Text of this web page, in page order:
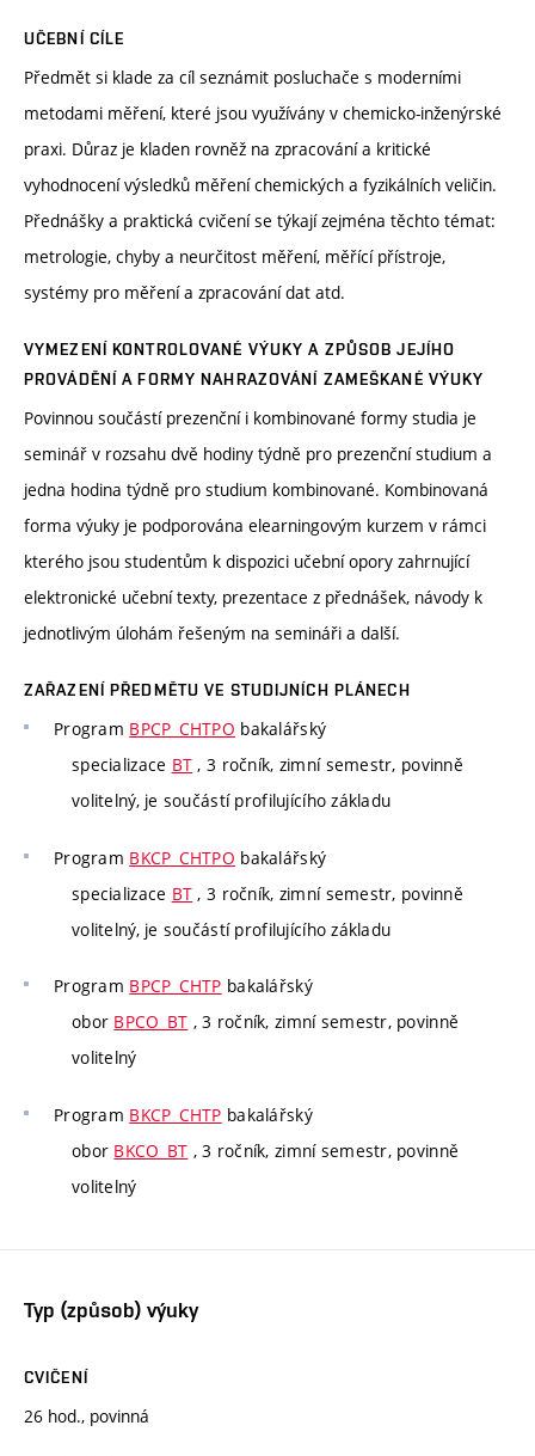
UČEBNÍ CÍLE
Předmět si klade za cíl seznámit posluchače s moderními
metodami měření, které jsou využívány v chemicko-inženýrské
praxi. Důraz je kladen rovněž na zpracování a kritické
vyhodnocení výsledků měření chemických a fyzikálních veličin.
Přednášky a praktická cvičení se týkají zejména těchto témat:
metrologie, chyby a neurčitost měření, měřící přístroje,
systémy pro měření a zpracování dat atd.
VYMEZENÍ KONTROLOVANÉ VÝUKY A ZPŮSOB JEJÍHO
PROVÁDĚNÍ A FORMY NAHRAZOVÁNÍ ZAMEŠKANÉ VÝUKY
Povinnou součástí prezenční i kombinované formy studia je
seminář v rozsahu dvě hodiny týdně pro prezenční studium a
jedna hodina týdně pro studium kombinované. Kombinovaná
forma výuky je podporována elearningovým kurzem v rámci
kterého jsou studentům k dispozici učební opory zahrnující
elektronické učební texty, prezentace z přednášek, návody k
jednotlivým úlohám řešeným na semináři a další.
ZAŘAZENÍ PŘEDMĚTU VE STUDIJNÍCH PLÁNECH
Program BPCP_CHTPO bakalářský
specializace BT , 3 ročník, zimní semestr, povinně
volitelný, je součástí profilujícího základu
Program BKCP_CHTPO bakalářský
specializace BT , 3 ročník, zimní semestr, povinně
volitelný, je součástí profilujícího základu
Program BPCP_CHTP bakalářský
obor BPCO_BT , 3 ročník, zimní semestr, povinně
volitelný
Program BKCP_CHTP bakalářský
obor BKCO_BT , 3 ročník, zimní semestr, povinně
volitelný
Typ (způsob) výuky
CVIČENÍ
26 hod., povinná